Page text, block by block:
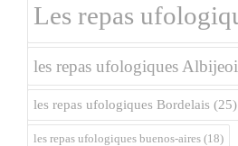
Les repas
les repas ufologiques
les repas ufologiques Bordelais (25)
les repas ufologiques buenos-aires (18)